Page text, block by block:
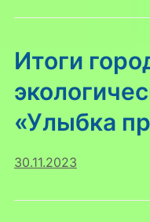
Итоги
«Улыбка
30.11.2023